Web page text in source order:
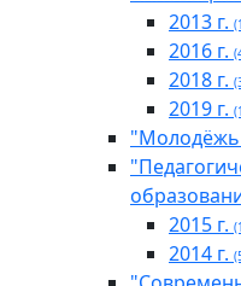
2013 г.
2016 г.
2018 г.
2019 г.
"Молодёжь
2015 г.
2014 г.